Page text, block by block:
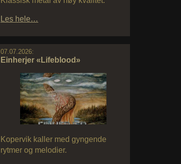
Les hele…
07.07.2026:
Einherjer «Lifeblood»
Kopervik kaller med gyngende
rytmer og melodier.